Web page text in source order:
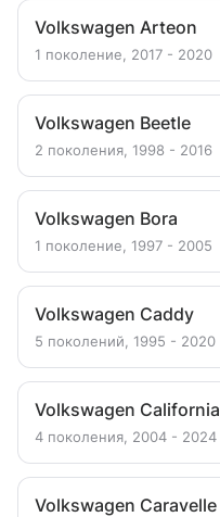
Volkswagen Arteon
1 поколение, 2017 - 2020
Volkswagen Beetle
2 поколения, 1998 - 2016
Volkswagen Bora
1 поколение, 1997 - 2005
Volkswagen Caddy
5 поколений, 1995 - 2020
Volkswagen California
4 поколения, 2004 - 2024
Volkswagen Caravelle